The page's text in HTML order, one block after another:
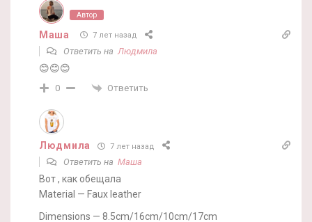
Автор
Маша 7 лет назад
Ответить на Людмила
😊😊😊
0 Ответить
Людмила 7 лет назад
Ответить на Маша
Вот , как обещала
Material — Faux leather
Dimensions — 8.5cm/16cm/10cm/17cm